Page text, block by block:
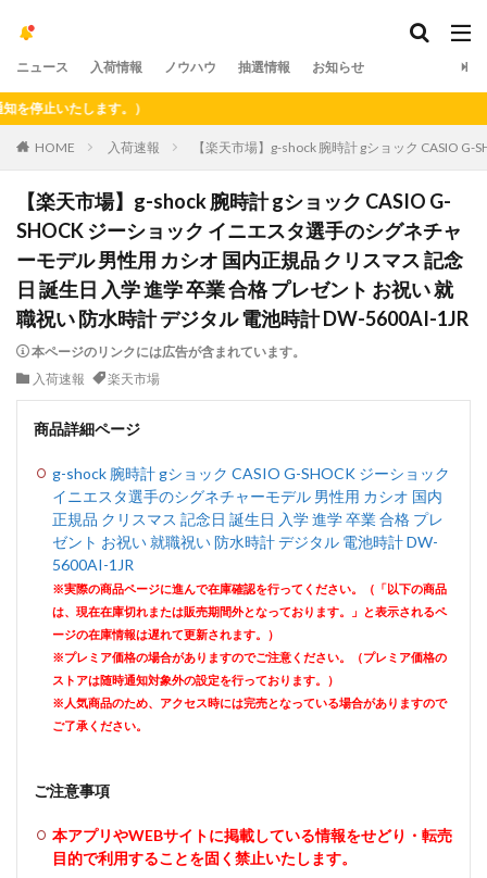
ニュース 入荷情報 ノウハウ 抽選情報 お知らせ
いたします。）
HOME 入荷速報 【楽天市場】g-shock 腕時計 gショック CASIO
【楽天市場】g-shock 腕時計 gショック CASIO G-
SHOCK ジーショック イニエスタ選手のシグネチャ
ーモデル 男性用 カシオ 国内正規品 クリスマス 記念
日 誕生日 入学 進学 卒業 合格 プレゼント お祝い 就
職祝い 防水時計 デジタル 電池時計 DW-5600AI-1JR
本ページのリンクには広告が含まれています。
入荷速報
楽天市場
商品詳細ページ
g-shock 腕時計 gショック CASIO G-SHOCK ジーショック
イニエスタ選手のシグネチャーモデル 男性用 カシオ 国内
正規品 クリスマス 記念日 誕生日 入学 進学 卒業 合格 プレ
ゼント お祝い 就職祝い 防水時計 デジタル 電池時計 DW-
5600AI-1JR
※実際の商品ページに進んで在庫確認を行ってください。（「以下の商品
は、現在在庫切れまたは販売期間外となっております。」と表示されるペ
ージの在庫情報は遅れて更新されます。）
※プレミア価格の場合がありますのでご注意ください。（プレミア価格の
ストアは随時通知対象外の設定を行っております。）
※人気商品のため、アクセス時には完売となっている場合がありますので
ご了承ください。
ご注意事項
本アプリやWEBサイトに掲載している情報をせどり・転売
目的で利用することを固く禁止いたします。